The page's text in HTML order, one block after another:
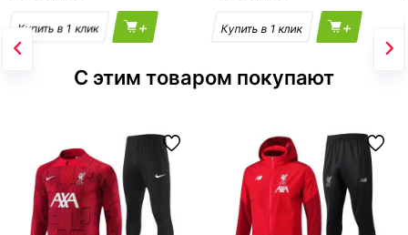
+ +
С этим товаром покупают